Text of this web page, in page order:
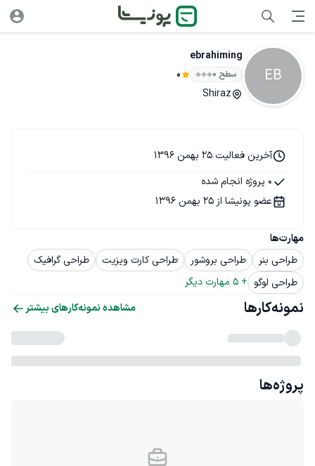
EB
ebrahiming
سطح ۰ 0
Shiraz
مهارت‌ها
طراحی بنر
طراحی بروشور طراحی کارت ویزیت
طراحی گرافیک
طراحی لوگو +
5 مهارت دیگر
آخرین فعالیت 25 بهمن 1396
0 پروژه انجام شده
عضو پونیشا از 25 بهمن 1396
نمونه‌کارها مشاهده نمونه‌کارهای بیشتر
پروژه‌ها